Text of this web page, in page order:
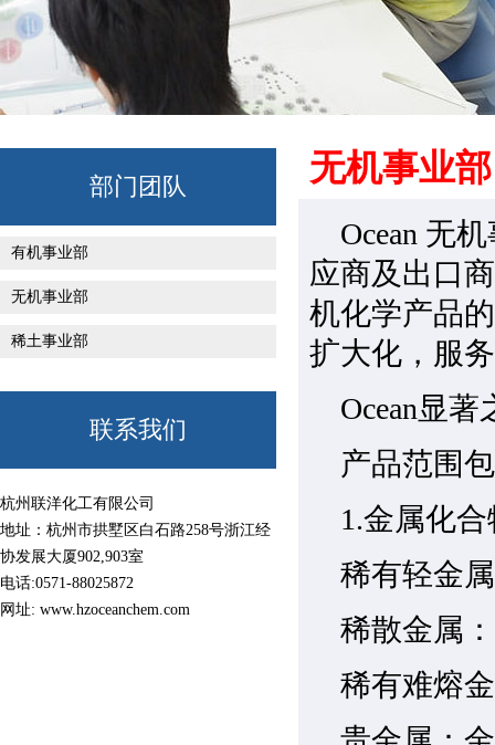
部门团队
有机事业部
无机事业部
稀土事业部
联系我们
杭州联洋化工有限公司
地址：杭州市拱墅区白石路258号浙江经
协发展大厦902,903室
电话:0571-88025872
网址: www.hzoceanchem.com
无机事业部
Ocean 无
应商及出口
机化学产品
扩大化，服
Ocean显
产品范围
1.金属化合
稀有轻金
稀散金属
稀有难熔